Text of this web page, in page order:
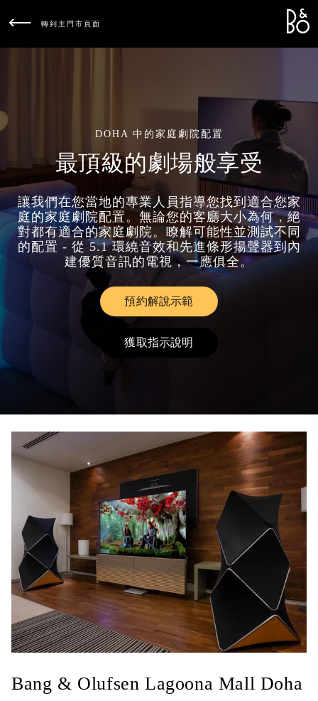
轉到主門市頁面
DOHA 中的家庭劇院配置
最頂級的劇場般享受
讓我們在您當地的專業人員指導您找到適合您家
庭的家庭劇院配置。無論您的客廳大小為何，絕
對都有適合的家庭劇院。瞭解可能性並測試不同
的配置 - 從 5.1 環繞音效和先進條形揚聲器到內
建優質音訊的電視，一應俱全。
預約解說示範Link Opens in New Tab
獲取指示說明Link Opens in New Tab
Bang & Olufsen Lagoona Mall Doha